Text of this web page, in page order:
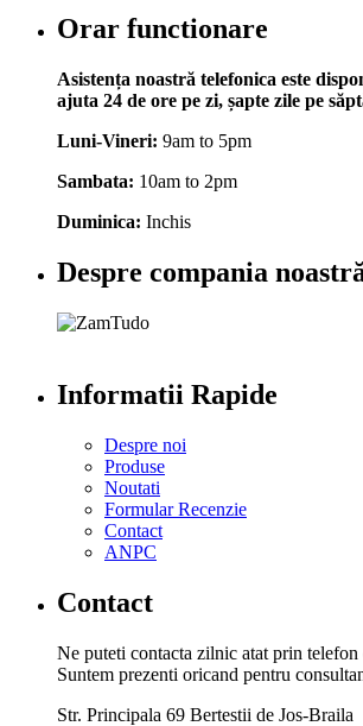
Orar functionare
Asistența noastră telefonica este
ajuta 24 de ore pe zi, șapte zile pe
Luni-Vineri: 9am to 5pm
Sambata: 10am to 2pm
Duminica: Inchis
Despre compania
Informatii Rapide
Despre noi
Produse
Noutati
Formular Recenzie
Contact
ANPC
Contact
Ne puteti contacta zilnic atat prin
Suntem prezenti oricand pentru
Str. Principala 69 Bertestii de Jos-Braila